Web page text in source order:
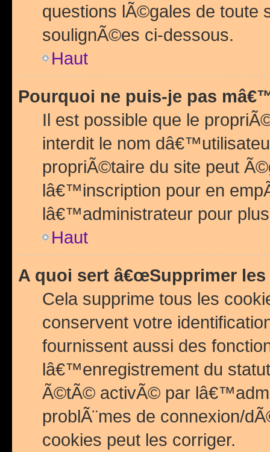
questions lÃ©gales de
soulignÃ©es ci-dessous.
Haut
Pourquoi ne puis-je pas
Il est possible que le
interdit le nom
propriÃ©taire du site peut
lâ€™inscription pour en
lâ€™administrateur pour
Haut
A quoi sert â€œSupprimer les
Cela supprime tous les
conservent votre
fournissent aussi des
lâ€™enregistrement du
Ã©tÃ© activÃ© par
problÃ¨mes de connexion/
cookies peut les corriger.